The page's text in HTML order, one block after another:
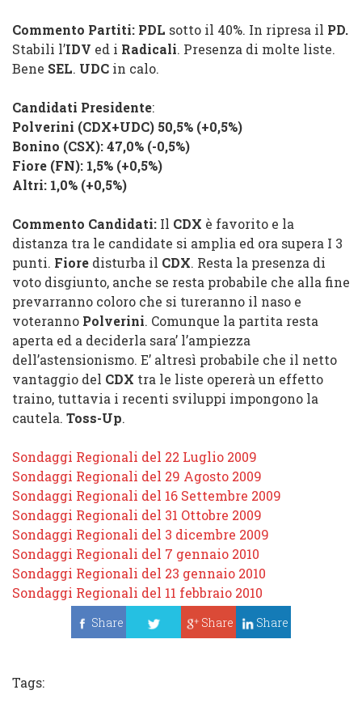
Commento Partiti: PDL sotto il 40%. In ripresa il PD.
Stabili l’IDV ed i Radicali. Presenza di molte liste.
Bene SEL. UDC in calo.
Candidati Presidente:
Polverini (CDX+UDC) 50,5% (+0,5%)
Bonino (CSX): 47,0% (-0,5%)
Fiore (FN): 1,5% (+0,5%)
Altri: 1,0% (+0,5%)
Commento Candidati: Il CDX è favorito e la
distanza tra le candidate si amplia ed ora supera I 3
punti. Fiore disturba il CDX. Resta la presenza di
voto disgiunto, anche se resta probabile che alla fine
prevarranno coloro che si tureranno il naso e
voteranno Polverini. Comunque la partita resta
aperta ed a deciderla sara’ l’ampiezza
dell’astensionismo. E’ altresì probabile che il netto
vantaggio del CDX tra le liste opererà un effetto
traino, tuttavia i recenti sviluppi impongono la
cautela. Toss-Up.
Sondaggi Regionali del 22 Luglio 2009
Sondaggi Regionali del 29 Agosto 2009
Sondaggi Regionali del 16 Settembre 2009
Sondaggi Regionali del 31 Ottobre 2009
Sondaggi Regionali del 3 dicembre 2009
Sondaggi Regionali del 7 gennaio 2010
Sondaggi Regionali del 23 gennaio 2010
Sondaggi Regionali del 11 febbraio 2010
Share
Share Share
Tags: